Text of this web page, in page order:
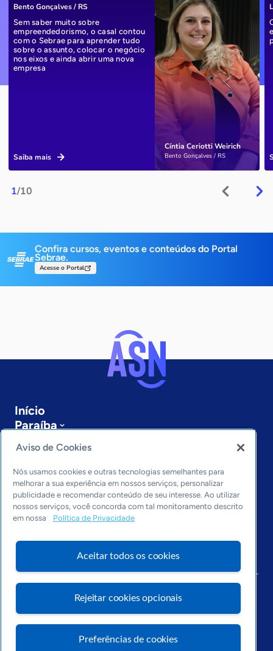
1/10
Cíntia Ceriotti Weirich
Bento Gonçalves / RS
Bento Gonçalves / RS
Sem saber muito sobre
empreendedorismo, o casal contou
com o Sebrae para aprender tudo
sobre o assunto, colocar o negócio
nos eixos e ainda abrir uma nova
empresa
Saiba mais
Confira cursos, eventos e conteúdos do Portal
Sebrae.
Acesse o Portal
Início
Paraíba
Sobre a ASN
Últimas notícias
Entre em contato
Editorias
Economia & Política
Inovação & Tecnologia
Cultura empreendedora
Arquivo
Aviso de Cookies
Nós usamos cookies e outras tecnologias semelhantes para
melhorar a sua experiência em nossos serviços, personalizar
publicidade e recomendar conteúdo de seu interesse. Ao utilizar
nossos serviços, você concorda com tal monitoramento descrito
em nossa
Política de Privacidade
Aceitar todos os cookies
Rejeitar cookies opcionais
Preferências de cookies